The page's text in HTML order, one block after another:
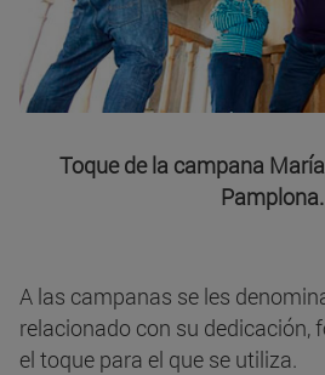
Toque de la campana
Pamplona.
A las campanas se les
relacionado con su dedicación,
el toque para el que se utiliza.